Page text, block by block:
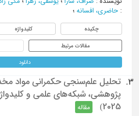
: حاضری، افسانه؛
چکیده کلیدواژه
مقالات مرتبط
دانلود
3.
تحلیل علم‌سنجی حکمرانی مواد
2025)
مقاله